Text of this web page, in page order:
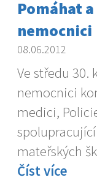
Pomáhat
nemocnici
08.06.2012
Ve středu 30.
nemocnici
medici,
mateřských
Číst více